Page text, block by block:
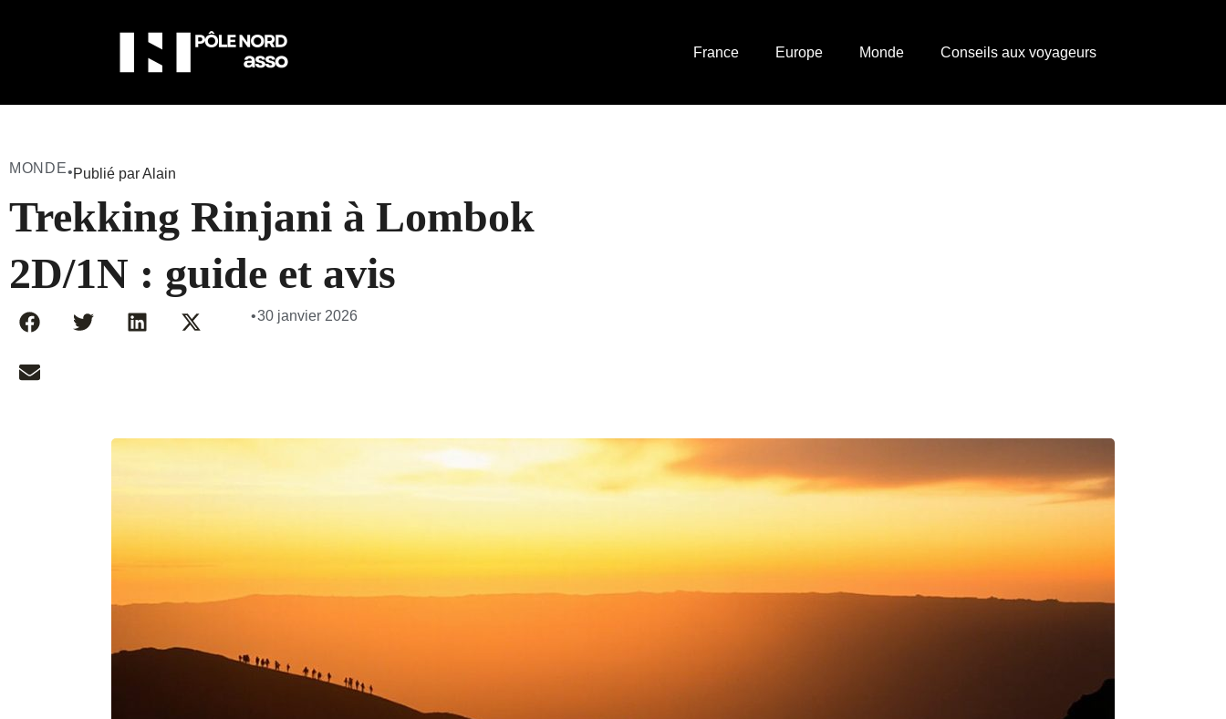
France Europe Monde Conseils aux voyageurs
MONDE•Publié par Alain
Trekking Rinjani à Lombok
2D/1N : guide et avis
•30 janvier 2026